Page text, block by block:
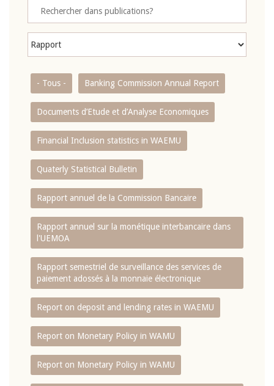
- Tous - Banking Commission Annual Report
Documents d’Etude et d’Analyse Economiques
Financial Inclusion statistics in WAEMU
Quaterly Statistical Bulletin
Rapport annuel de la Commission Bancaire
Rapport annuel sur la monétique interbancaire dans
l'UEMOA
Rapport semestriel de surveillance des services de
paiement adossés à la monnaie électronique
Report on deposit and lending rates in WAEMU
Report on Monetary Policy in WAMU
Report on Monetary Policy in WAMU